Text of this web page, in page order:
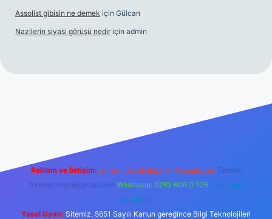
Assolist gibisin ne demek için Gülcan
Nazilerin siyasi görüşü nedir için admin
Reklam ve İletişim: E-mail: backlinkpaneli@gmail.com Teams:
forumhizmeti@gmail.com Whatsapp: 0262 606 0 726 Telegram:
@karabul
Yasal Uyarı: Sitemiz, 5651 Sayılı Kanun gereğince Bilgi Teknolojileri